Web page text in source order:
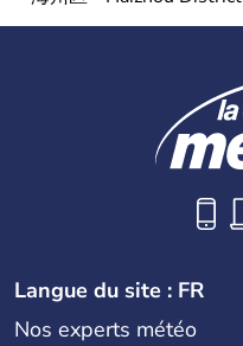
Langue du site : FR
Nos experts météo